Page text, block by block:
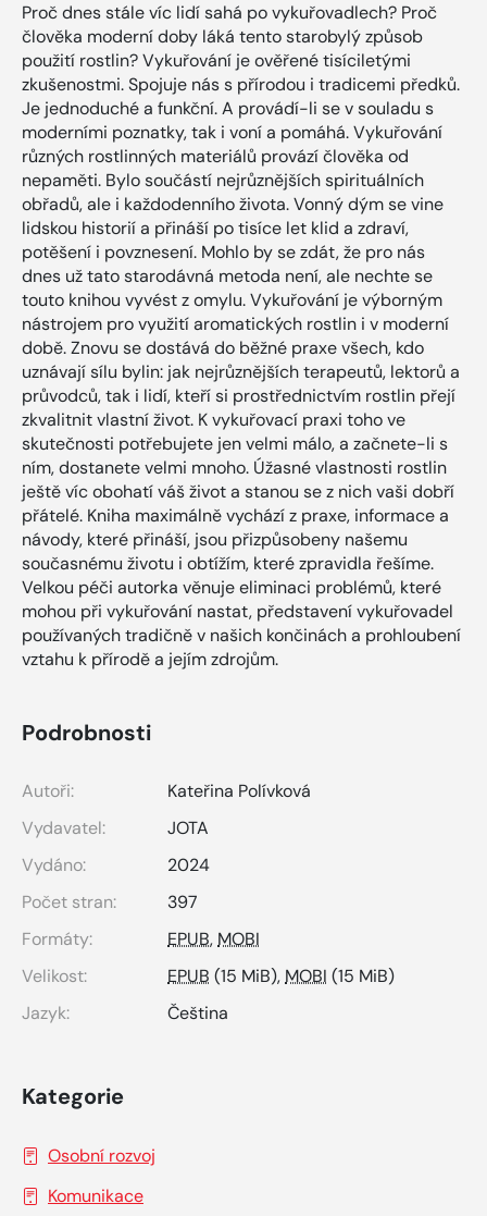
Proč dnes stále víc lidí sahá po vykuřovadlech? Proč
člověka moderní doby láká tento starobylý způsob
použití rostlin? Vykuřování je ověřené tisíciletými
zkušenostmi. Spojuje nás s přírodou i tradicemi předků.
Je jednoduché a funkční. A provádí-li se v souladu s
moderními poznatky, tak i voní a pomáhá. Vykuřování
různých rostlinných materiálů provází člověka od
nepaměti. Bylo součástí nejrůznějších spirituálních
obřadů, ale i každodenního života. Vonný dým se vine
lidskou historií a přináší po tisíce let klid a zdraví,
potěšení i povznesení. Mohlo by se zdát, že pro nás
dnes už tato starodávná metoda není, ale nechte se
touto knihou vyvést z omylu. Vykuřování je výborným
nástrojem pro využití aromatických rostlin i v moderní
době. Znovu se dostává do běžné praxe všech, kdo
uznávají sílu bylin: jak nejrůznějších terapeutů, lektorů a
průvodců, tak i lidí, kteří si prostřednictvím rostlin přejí
zkvalitnit vlastní život. K vykuřovací praxi toho ve
skutečnosti potřebujete jen velmi málo, a začnete-li s
ním, dostanete velmi mnoho. Úžasné vlastnosti rostlin
ještě víc obohatí váš život a stanou se z nich vaši dobří
přátelé. Kniha maximálně vychází z praxe, informace a
návody, které přináší, jsou přizpůsobeny našemu
současnému životu i obtížím, které zpravidla řešíme.
Velkou péči autorka věnuje eliminaci problémů, které
mohou při vykuřování nastat, představení vykuřovadel
používaných tradičně v našich končinách a prohloubení
vztahu k přírodě a jejím zdrojům.
Podrobnosti
Autoři:
Kateřina Polívková
Vydavatel:
JOTA
Vydáno:
2024
Počet stran:
397
Formáty:
EPUB,MOBI
Velikost:
EPUB (15 MiB),MOBI (15 MiB)
Jazyk:
Čeština
Kategorie
Osobní rozvoj
Komunikace